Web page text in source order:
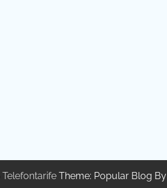
TelefontarifeTheme: Popular Blog By